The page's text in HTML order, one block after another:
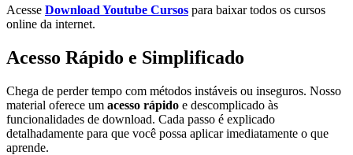
Acesse Download Youtube Cursos para baixar todos os cursos
online da internet.
Acesso Rápido e Simplificado
Chega de perder tempo com métodos instáveis ou inseguros. Nosso
material oferece um acesso rápido e descomplicado às
funcionalidades de download. Cada passo é explicado
detalhadamente para que você possa aplicar imediatamente o que
aprende.